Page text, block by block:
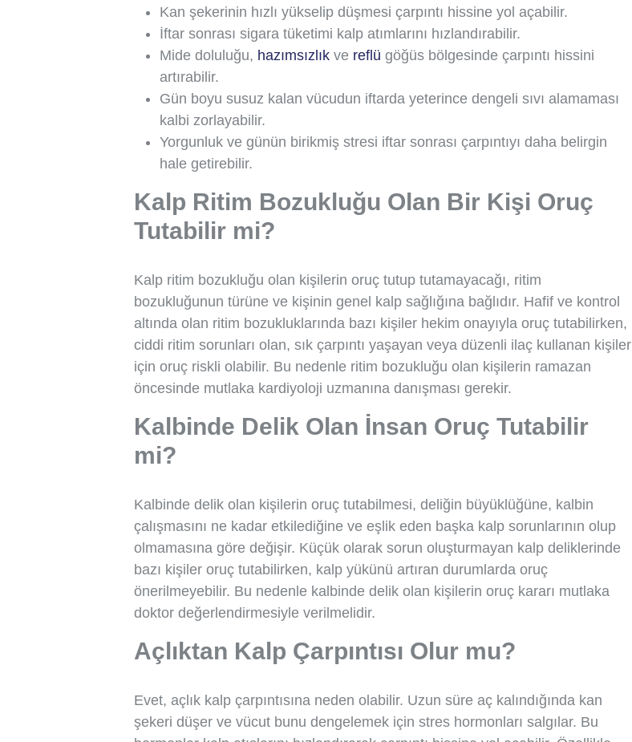
Kan şekerinin hızlı yükselip düşmesi çarpıntı hissine yol açabilir.
İftar sonrası sigara tüketimi kalp atımlarını hızlandırabilir.
Mide doluluğu, hazımsızlık ve reflü göğüs bölgesinde çarpıntı hissini
artırabilir.
Gün boyu susuz kalan vücudun iftarda yeterince dengeli sıvı alamaması
kalbi zorlayabilir.
Yorgunluk ve günün birikmiş stresi iftar sonrası çarpıntıyı daha belirgin
hale getirebilir.
Kalp Ritim Bozukluğu Olan Bir Kişi Oruç
Tutabilir mi?
Kalp ritim bozukluğu olan kişilerin oruç tutup tutamayacağı, ritim
bozukluğunun türüne ve kişinin genel kalp sağlığına bağlıdır. Hafif ve kontrol
altında olan ritim bozukluklarında bazı kişiler hekim onayıyla oruç tutabilirken,
ciddi ritim sorunları olan, sık çarpıntı yaşayan veya düzenli ilaç kullanan kişiler
için oruç riskli olabilir. Bu nedenle ritim bozukluğu olan kişilerin ramazan
öncesinde mutlaka kardiyoloji uzmanına danışması gerekir.
Kalbinde Delik Olan İnsan Oruç Tutabilir
mi?
Kalbinde delik olan kişilerin oruç tutabilmesi, deliğin büyüklüğüne, kalbin
çalışmasını ne kadar etkilediğine ve eşlik eden başka kalp sorunlarının olup
olmamasına göre değişir. Küçük olarak sorun oluşturmayan kalp deliklerinde
bazı kişiler oruç tutabilirken, kalp yükünü artıran durumlarda oruç
önerilmeyebilir. Bu nedenle kalbinde delik olan kişilerin oruç kararı mutlaka
doktor değerlendirmesiyle verilmelidir.
Açlıktan Kalp Çarpıntısı Olur mu?
Evet, açlık kalp çarpıntısına neden olabilir. Uzun süre aç kalındığında kan
şekeri düşer ve vücut bunu dengelemek için stres hormonları salgılar. Bu